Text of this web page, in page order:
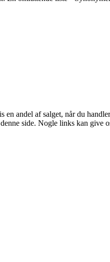
andel af salget, når du
side. Nogle links kan